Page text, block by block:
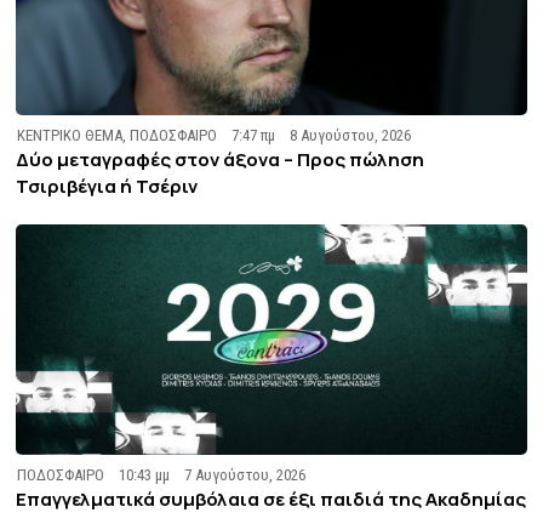
ΚΕΝΤΡΙΚΟ ΘΕΜΑ,ΠΟΔΟΣΦΑΙΡΟ 7:47 πμ 8 Αυγούστου, 2026
Δύο μεταγραφές στον άξονα – Προς πώληση
Τσιριβέγια ή Τσέριν
ΠΟΔΟΣΦΑΙΡΟ 10:43 μμ 7 Αυγούστου, 2026
Επαγγελματικά συμβόλαια σε έξι παιδιά της Ακαδημίας